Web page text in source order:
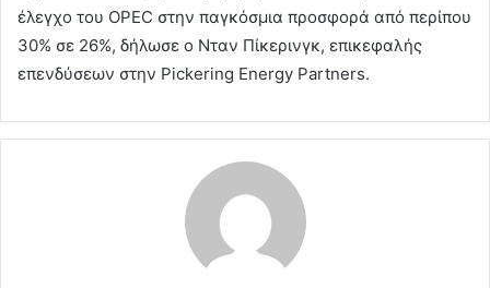
έλεγχο του OPEC στην παγκόσμια προσφορά από περίπου
30% σε 26%, δήλωσε ο Νταν Πίκερινγκ, επικεφαλής
επενδύσεων στην Pickering Energy Partners.